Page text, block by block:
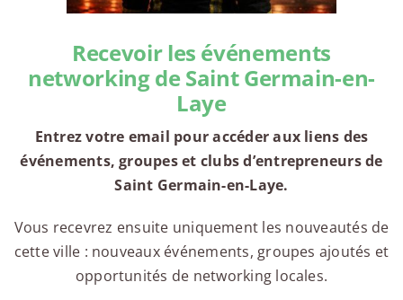
Recevoir les événements
networking de Saint Germain-en-
Laye
Entrez votre email pour accéder aux liens des
événements, groupes et clubs d’entrepreneurs de
Saint Germain-en-Laye.
Vous recevrez ensuite uniquement les nouveautés de
cette ville : nouveaux événements, groupes ajoutés et
opportunités de networking locales.